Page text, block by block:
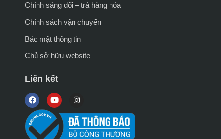
Chính sáng đổi – trả hàng hóa
Chính sách vận chuyển
Bảo mật thông tin
Chủ sở hữu website
Liên kết